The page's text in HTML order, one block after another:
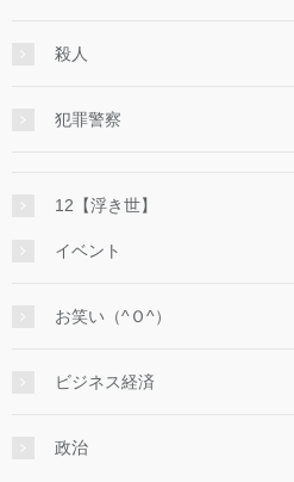
殺人
犯罪警察
12【浮き世】
イベント
お笑い（^Ｏ^）
ビジネス経済
政治